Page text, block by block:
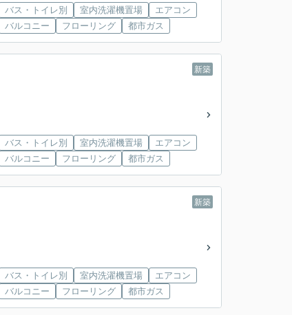
バス・トイレ別 室内洗濯機置場
エアコン
バルコニー
フローリング 都市ガス
新築
バス・トイレ別 室内洗濯機置場
エアコン
バルコニー
フローリング 都市ガス
新築
バス・トイレ別 室内洗濯機置場
エアコン
バルコニー
フローリング 都市ガス